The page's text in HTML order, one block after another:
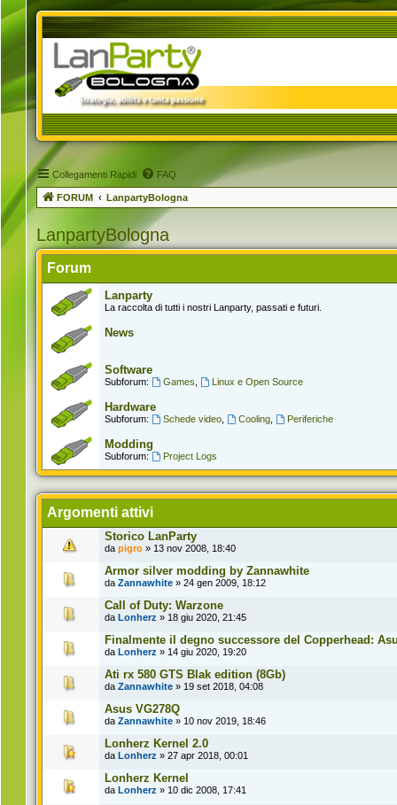
Collegamenti Rapidi FAQ
FORUM LanpartyBologna
LanpartyBologna
Forum
Lanparty
La raccolta di tutti i nostri Lanparty, passati e futuri.
News
Software
Subforum: Games Linux e Open Source
Hardware
Subforum: Schede video, Cooling, Periferiche
Modding
Subforum: Project Logs
Argomenti attivi
Storico LanParty
da pigro » 13 nov 2008, 18:40
Armor silver modding by Zannawhite
da Zannawhite » 24 gen 2009, 18:12
Call of Duty: Warzone
da Lonherz » 18 giu 2020, 21:45
Finalmente il degno successore del Copperhead:
da Lonherz » 14 giu 2020, 19:20
Ati rx 580 GTS Blak edition (8Gb)
da Zannawhite » 19 set 2018, 04:08
Asus VG278Q
da Zannawhite » 10 nov 2019, 18:46
Lonherz Kernel 2.0
da Lonherz » 27 apr 2018, 00:01
Lonherz Kernel
da Lonherz » 10 dic 2008, 17:41